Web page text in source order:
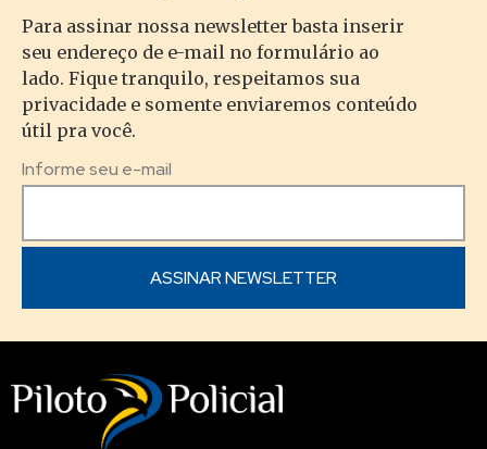
Para assinar nossa newsletter basta inserir
seu endereço de e-mail no formulário ao
lado. Fique tranquilo, respeitamos sua
privacidade e somente enviaremos conteúdo
útil pra você.
Informe seu e-mail